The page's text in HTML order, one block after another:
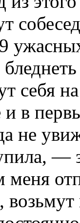
себя
и в
не
—